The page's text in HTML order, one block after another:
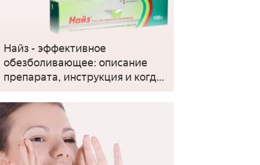
Найз - эффективное
обезболивающее: описание
препарата, инструкция и когда
применять